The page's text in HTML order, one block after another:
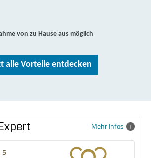
von zu Hause aus möglich
alle Vorteile entdecken
Mehr Infos
5